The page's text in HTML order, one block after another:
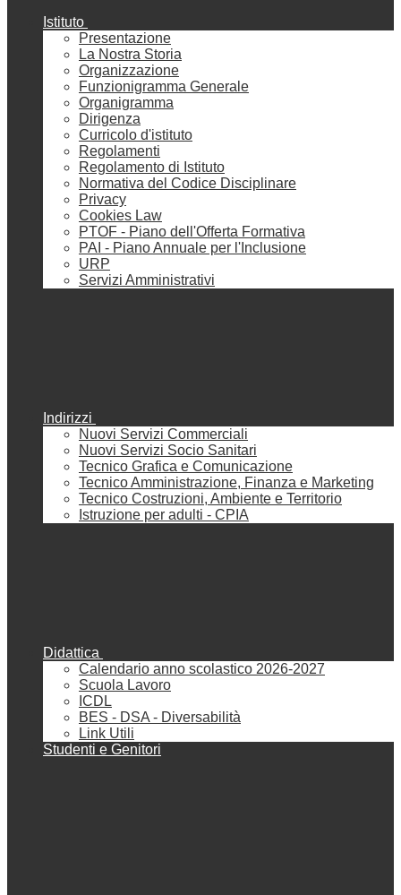
Istituto
Presentazione
La Nostra Storia
Organizzazione
Funzionigramma Generale
Organigramma
Dirigenza
Curricolo d'istituto
Regolamenti
Regolamento di Istituto
Normativa del Codice Disciplinare
Privacy
Cookies Law
PTOF - Piano dell'Offerta Formativa
PAI - Piano Annuale per l'Inclusione
URP
Servizi Amministrativi
Indirizzi
Nuovi Servizi Commerciali
Nuovi Servizi Socio Sanitari
Tecnico Grafica e Comunicazione
Tecnico Amministrazione, Finanza e Marketing
Tecnico Costruzioni, Ambiente e Territorio
Istruzione per adulti - CPIA
Didattica
Calendario anno scolastico 2026-2027
Scuola Lavoro
ICDL
BES - DSA - Diversabilità
Link Utili
Studenti e Genitori